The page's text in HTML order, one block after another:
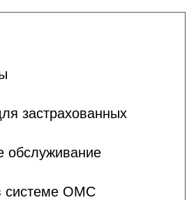
застрахованных
обслуживание
ОМС